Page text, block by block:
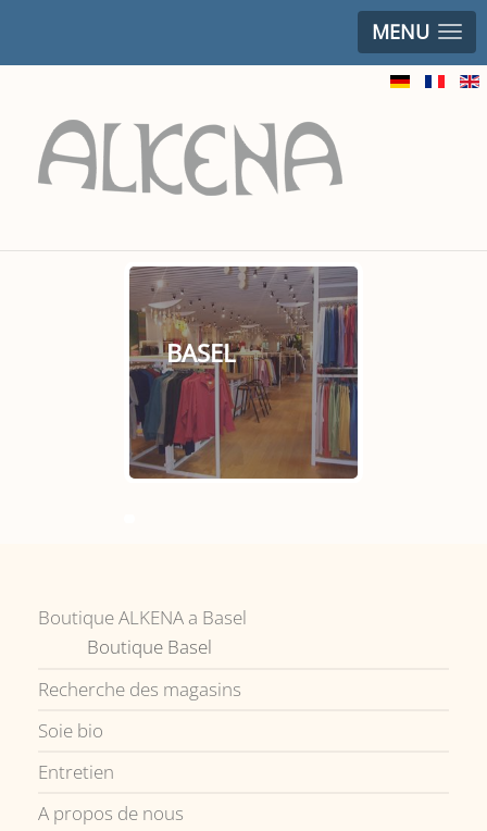
MENU
BASEL
Boutique ALKENA a Basel
Boutique Basel
Recherche des magasins
Soie bio
Entretien
A propos de nous